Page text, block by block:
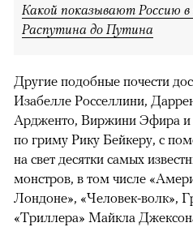
Какой показывают Россию в
Распутина до Путина
Другие подобные почести
Изабелле Росселлини,
Ардженто, Виржини Эфира и
по гриму Рику Бейкеру, с
на свет десятки самых
монстров, в том числе
Лондоне», «Человек-волк»,
«Триллера» Майкла